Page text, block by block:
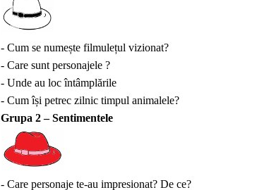
- Cum se numește filmulețul vizionat?
- Care sunt personajele ?
- Unde au loc întâmplările
- Cum își petrec zilnic timpul animalele?
Grupa 2 – Sentimentele
- Care personaje te-au impresionat? De ce?